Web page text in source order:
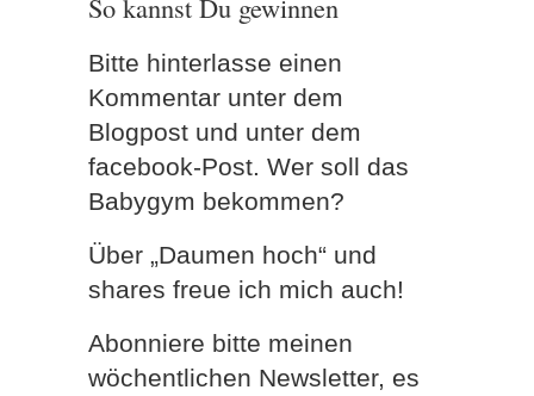
Bitte hinterlasse einen
Kommentar unter dem
Blogpost und unter dem
facebook-Post. Wer soll das
Babygym bekommen?
Über „Daumen hoch“ und
shares freue ich mich auch!
Abonniere bitte meinen
wöchentlichen Newsletter, es